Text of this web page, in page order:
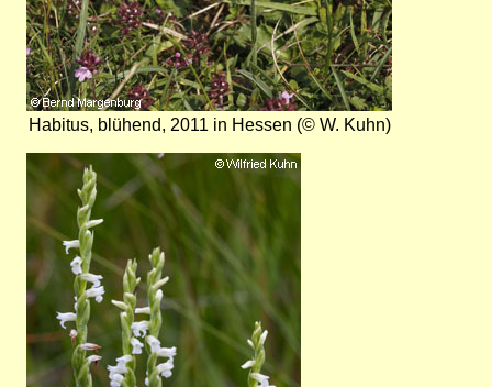
Habitus, blühend, 2011 in Hessen (© W. Kuhn)
Bild